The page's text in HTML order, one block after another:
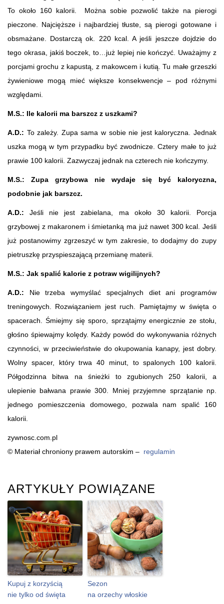
To około 160 kalorii. Można sobie pozwolić także na pierogi
pieczone. Najcięższe i najbardziej tłuste, są pierogi gotowane i
obsmażane. Dostarczą ok. 220 kcal. A jeśli jeszcze dojdzie do
tego okrasa, jakiś boczek, to…już lepiej nie kończyć. Uważajmy z
porcjami grochu z kapustą, z makowcem i kutią. Tu małe grzeszki
żywieniowe mogą mieć większe konsekwencje – pod różnymi
względami.
M.S.: Ile kalorii ma barszcz z uszkami?
A.D.: To zależy. Zupa sama w sobie nie jest kaloryczna. Jednak
uszka mogą w tym przypadku być zwodnicze. Cztery małe to już
prawie 100 kalorii. Zazwyczaj jednak na czterech nie kończymy.
M.S.: Zupa grzybowa nie wydaje się być kaloryczna,
podobnie jak barszcz.
A.D.: Jeśli nie jest zabielana, ma około 30 kalorii. Porcja
grzybowej z makaronem i śmietanką ma już nawet 300 kcal. Jeśli
już postanowimy zgrzeszyć w tym zakresie, to dodajmy do zupy
pietruszkę przyspieszającą przemianę materii.
M.S.: Jak spalić kalorie z potraw wigilijnych?
A.D.: Nie trzeba wymyślać specjalnych diet ani programów
treningowych. Rozwiązaniem jest ruch. Pamiętajmy w święta o
spacerach. Śmiejmy się sporo, sprzątajmy energicznie ze stołu,
głośno śpiewajmy kolędy. Każdy powód do wykonywania różnych
czynności, w przeciwieństwie do okupowania kanapy, jest dobry.
Wolny spacer, który trwa 40 minut, to spalonych 100 kalorii.
Półgodzinna bitwa na śnieżki to zgubionych 250 kalorii, a
ulepienie bałwana prawie 300. Mniej przyjemne sprzątanie np.
jednego pomieszczenia domowego, pozwala nam spalić 160
kalorii.
zywnosc.com.pl
© Materiał chroniony prawem autorskim – regulamin
ARTYKUŁY POWIĄZANE
Kupuj z korzyścią
nie tylko od święta
Sezon
na orzechy włoskie